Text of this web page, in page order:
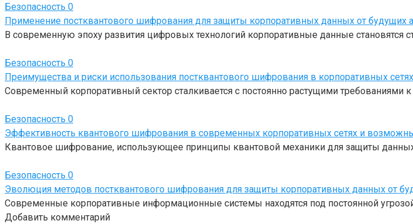
Безопасность 0
Применение постквантового шифрования для защиты корпоративных данных от будущих
В современную эпоху развития цифровых технологий корпоративные данные становятся
Безопасность 0
Преимущества и риски использования постквантового шифрования в корпоративных сетях
Современный корпоративный сектор сталкивается с постоянно растущими требованиями
Безопасность 0
Эффективность квантового шифрования в современных корпоративных сетях и
Квантовое шифрование, использующее принципы квантовой механики для защиты
Безопасность 0
Эволюция методов постквантового шифрования для защиты корпоративных данных от
Современные корпоративные информационные системы находятся под постоянной
Добавить комментарий